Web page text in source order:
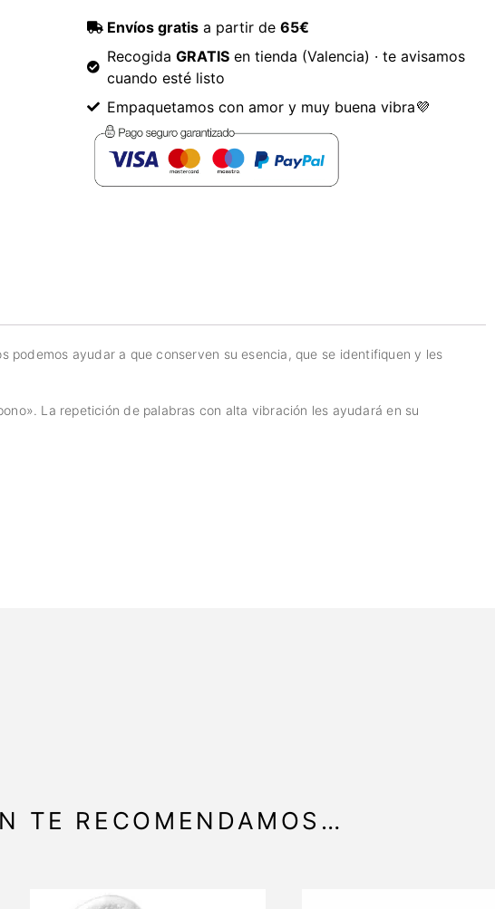
Envíos gratis a partir de65€
RecogidaGRATIS en tienda (Valencia) · te avisamos
cuando esté listo
Empaquetamos con amor y muy buena vibra💜
podemos ayudar a que conserven su esencia, que se identifiquen y les
La repetición de palabras con alta vibración les ayudará en su
TE RECOMENDAMOS…